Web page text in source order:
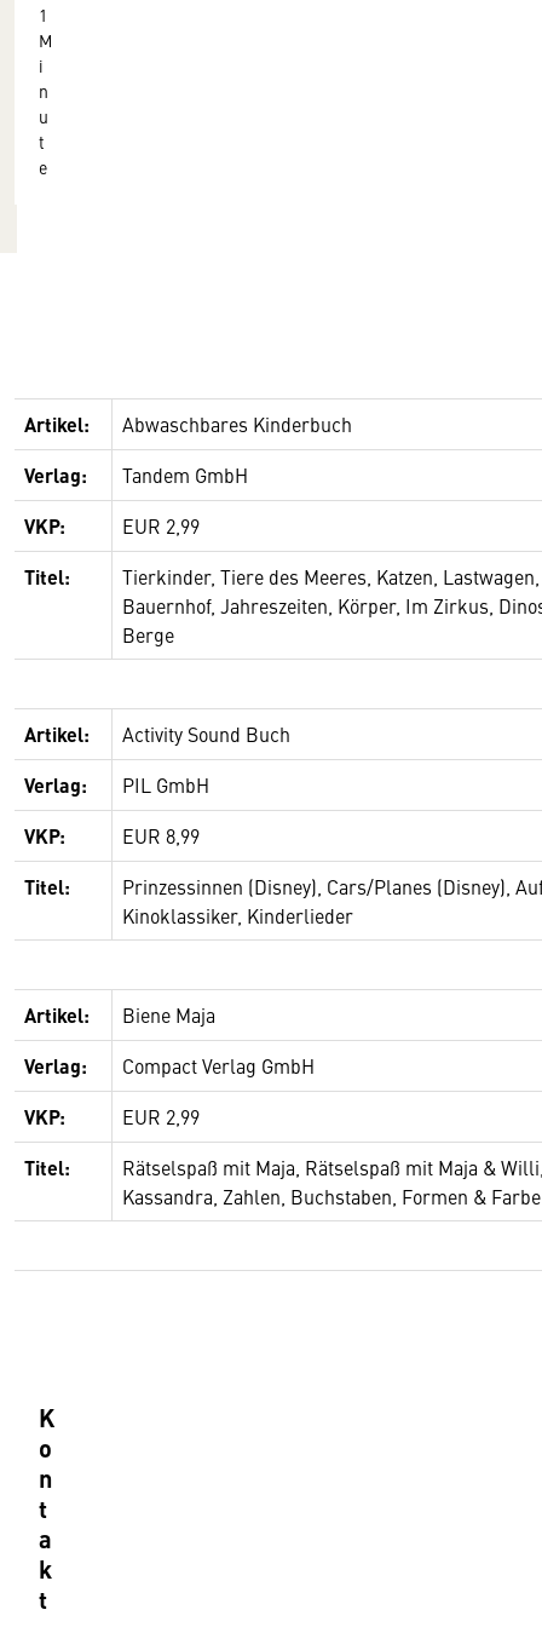
1
M
i
n
u
t
e
Artikel: Abwaschbares Kinderbuch
Verlag: Tandem GmbH
VKP: EUR 2,99
Titel:
Tierkinder, Tiere des Meeres, Katzen,
Bauernhof, Jahreszeiten, Körper, Im Zirkus,
Berge
Artikel: Activity Sound Buch
Verlag: PIL GmbH
VKP: EUR 8,99
Titel:
Prinzessinnen (Disney), Cars/Planes (Disney),
Kinoklassiker, Kinderlieder
Artikel: Biene Maja
Verlag: Compact Verlag GmbH
VKP: EUR 2,99
Titel:
Rätselspaß mit Maja, Rätselspaß mit Maja &
Kassandra, Zahlen, Buchstaben, Formen &
K
o
n
t
a
k
t